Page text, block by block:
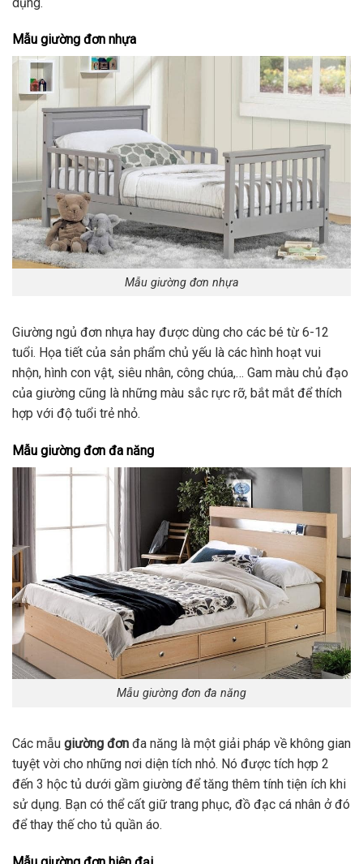
Mẫu giường đơn nhựa
Mẫu giường đơn nhựa
Giường ngủ đơn nhựa hay được dùng cho các bé từ 6-12
tuổi. Họa tiết của sản phẩm chủ yếu là các hình hoạt vui
nhộn, hình con vật, siêu nhân, công chúa,… Gam màu chủ đạo
của giường cũng là những màu sắc rực rỡ, bắt mắt để thích
hợp với độ tuổi trẻ nhỏ.
Mẫu giường đơn đa năng
Mẫu giường đơn đa năng
Các mẫu giường đơn đa năng là một giải pháp về không gian
tuyệt vời cho những nơi diện tích nhỏ. Nó được tích hợp 2
đến 3 hộc tủ dưới gầm giường để tăng thêm tính tiện ích khi
sử dụng. Bạn có thể cất giữ trang phục, đồ đạc cá nhân ở đó
để thay thế cho tủ quần áo.